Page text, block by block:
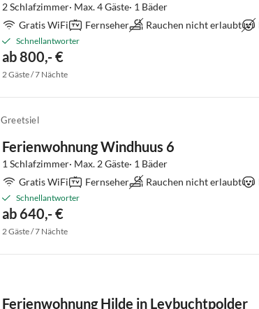
2 Schlafzimmer· Max. 4 Gäste· 1 Bäder
Gratis WiFi
Fernseher Rauchen nicht erlaubt
Schnellantworter
ab 800,- €
2 Gäste / 7 Nächte
Greetsiel
Ferienwohnung Windhuus 6
1 Schlafzimmer· Max. 2 Gäste· 1 Bäder
Gratis WiFi
Fernseher Rauchen nicht erlaubt
Schnellantworter
ab 640,- €
2 Gäste / 7 Nächte
Ferienwohnung Hilde in Leybuchtpolder